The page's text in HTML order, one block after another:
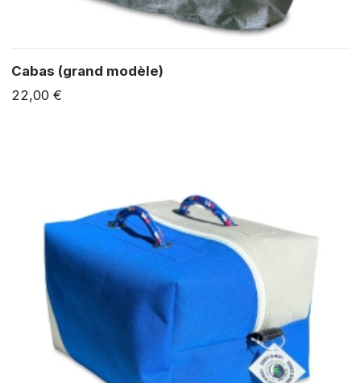
Cabas (grand modèle)
22,00 €